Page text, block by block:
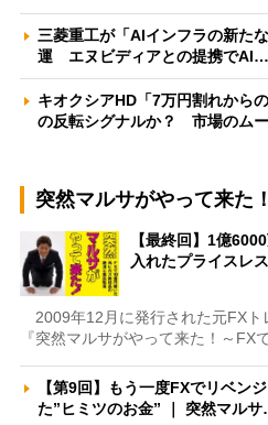
三菱重工が「AIインフラの新た
運 エヌビディアとの提携でAI…
キオクシアHD「7万円割れから
の反転シグナルか？ 市場のム
突然マルサがやって来た！
【最終回】1億
入れたプライスレ
2009年12月に発行された元FXト
『突然マルサがやって来た！～FX
【第9回】もう一度FXでリベ
た”ヒミツのお金” ｜ 突然マル